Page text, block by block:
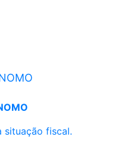
situação fiscal.